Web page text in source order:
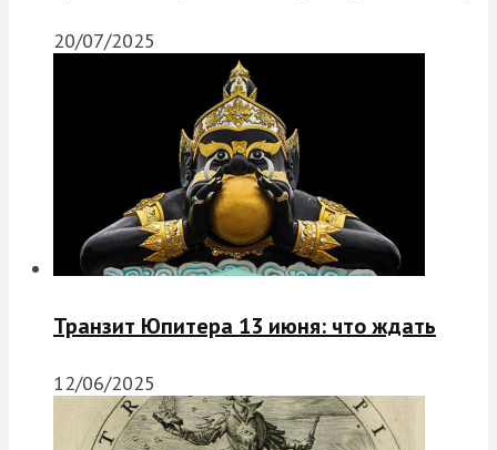
20/07/2025
Транзит Юпитера 13 июня: что ждать
12/06/2025